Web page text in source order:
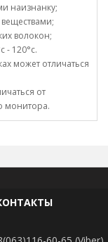
наизнанку;
волокон;
- 120°c.
может отличаться
от
монитора.